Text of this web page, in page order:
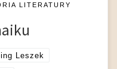
LITERATURY
Leszek